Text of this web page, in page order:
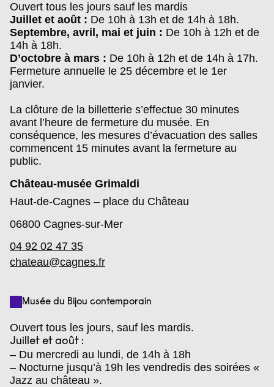
Ouvert tous les jours sauf les mardis
Juillet et août : De 10h à 13h et de 14h à 18h.
Septembre, avril, mai et juin : De 10h à 12h et de
14h à 18h.
D’octobre à mars : De 10h à 12h et de 14h à 17h.
Fermeture annuelle le 25 décembre et le 1er
janvier.
La clôture de la billetterie s’effectue 30 minutes
avant l’heure de fermeture du musée. En
conséquence, les mesures d’évacuation des salles
commencent 15 minutes avant la fermeture au
public.
Château-musée Grimaldi
Haut-de-Cagnes – place du Château
06800 Cagnes-sur-Mer
04 92 02 47 35
chateau@cagnes.fr
Musée du Bijou contemporain
Ouvert tous les jours, sauf les mardis.
Juillet et août :
– Du mercredi au lundi, de 14h à 18h
– Nocturne jusqu’à 19h les vendredis des soirées «
Jazz au château ».